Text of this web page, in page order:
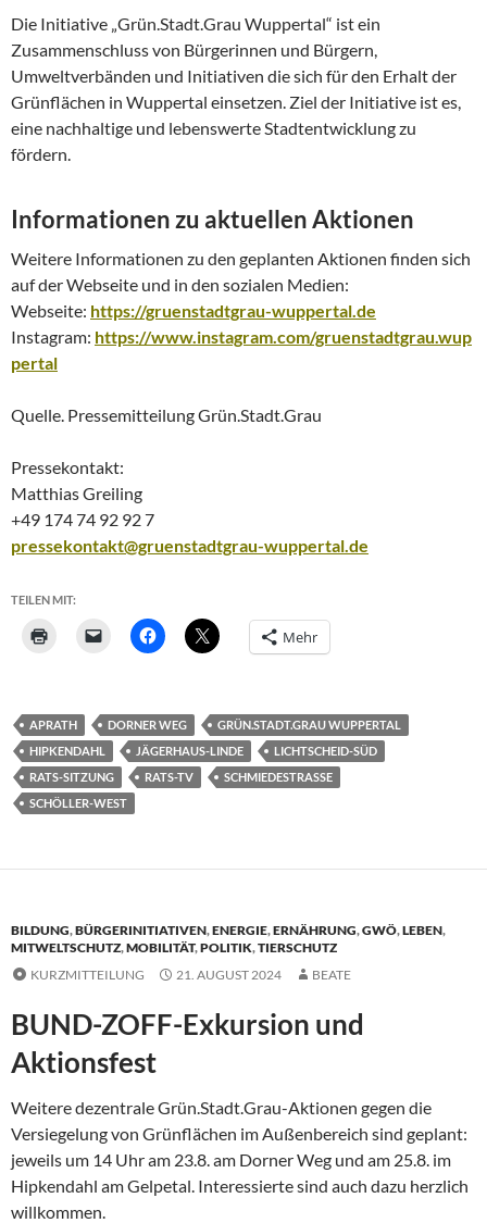
Die Initiative „Grün.Stadt.Grau Wuppertal“ ist ein
Zusammenschluss von Bürgerinnen und Bürgern,
Umweltverbänden und Initiativen die sich für den Erhalt der
Grünflächen in Wuppertal einsetzen. Ziel der Initiative ist es,
eine nachhaltige und lebenswerte Stadtentwicklung zu
fördern.
Informationen zu aktuellen Aktionen
Weitere Informationen zu den geplanten Aktionen finden sich
auf der Webseite und in den sozialen Medien:
Webseite: https://gruenstadtgrau-wuppertal.de
Instagram: https://www.instagram.com/gruenstadtgrau.wup
pertal
Quelle. Pressemitteilung Grün.Stadt.Grau
Pressekontakt:
Matthias Greiling
+49 174 74 92 92 7
pressekontakt@gruenstadtgrau-wuppertal.de
TEILEN MIT:
Mehr
APRATH DORNER WEG
GRÜN.STADT.GRAU WUPPERTAL
HIPKENDAHL
JÄGERHAUS-LINDE
LICHTSCHEID-SÜD
RATS-SITZUNG
RATS-TV
SCHMIEDESTRASSE
SCHÖLLER-WEST
BILDUNG,BÜRGERINITIATIVEN,ENERGIE,ERNÄHRUNG,GWÖ,LEBEN,
MITWELTSCHUTZ,MOBILITÄT,POLITIK,TIERSCHUTZ
KURZMITTEILUNG
21. AUGUST 2024 BEATE
BUND-ZOFF-Exkursion und
Aktionsfest
Weitere dezentrale Grün.Stadt.Grau-Aktionen gegen die
Versiegelung von Grünflächen im Außenbereich sind geplant:
jeweils um 14 Uhr am 23.8. am Dorner Weg und am 25.8. im
Hipkendahl am Gelpetal. Interessierte sind auch dazu herzlich
willkommen.